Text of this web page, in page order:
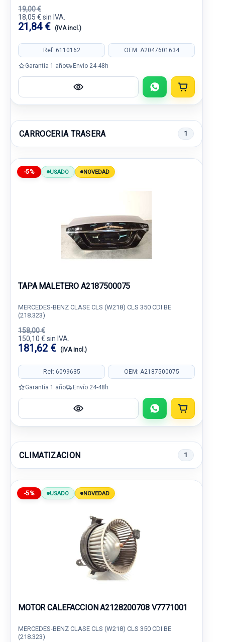
19,00 €
18,05 € sin IVA.
21,84 € (IVA incl.)
Ref: 6110162 OEM: A2047601634
Garantía 1 año Envío 24-48h
CARROCERIA TRASERA 1
-5% USADO NOVEDAD
TAPA MALETERO A2187500075
MERCEDES-BENZ CLASE CLS (W218) CLS 350 CDI BE
(218.323)
158,00 €
150,10 € sin IVA.
181,62 € (IVA incl.)
Ref: 6099635 OEM: A2187500075
Garantía 1 año Envío 24-48h
CLIMATIZACION 1
-5% USADO NOVEDAD
MOTOR CALEFACCION A2128200708 V7771001
MERCEDES-BENZ CLASE CLS (W218) CLS 350 CDI BE
(218.323)